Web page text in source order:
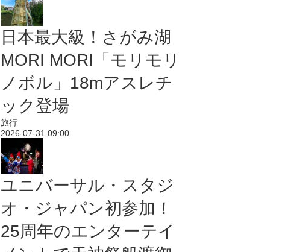
日本最大級！さがみ湖
MORI MORI「モリモリ
ノボル」18mアスレチ
ック登場
旅行
2026-07-31 09:00
ユニバーサル・スタジ
オ・ジャパン初参加！
25周年のエンターテイ